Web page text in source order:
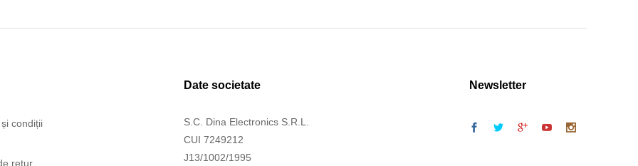
condiții
retur
Date societate
S.C. Dina Electronics S.R.L.
CUI 7249212
J13/1002/1995
Newsletter